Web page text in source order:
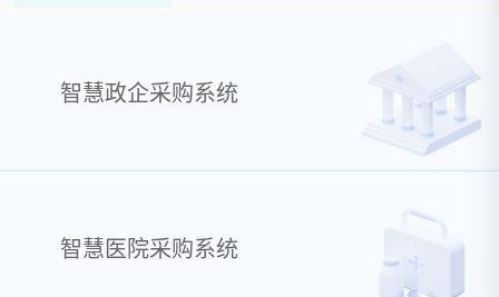
智慧政企采购系统
智慧医院采购系统